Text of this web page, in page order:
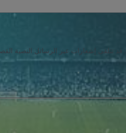
. قد تتلقى إشعارات عبر الرسائل النصية